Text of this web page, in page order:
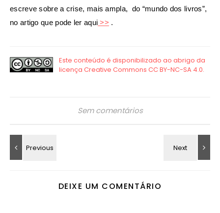
escreve sobre a crise, mais ampla, do “mundo dos livros”,
no artigo que pode ler aqui >> .
Sem comentários
DEIXE UM COMENTÁRIO